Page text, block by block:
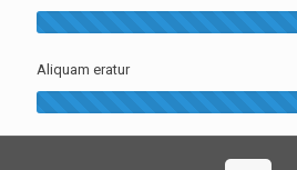
Aliquam eratur